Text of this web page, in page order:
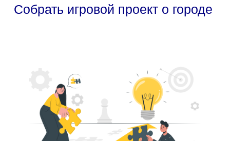
Собрать игровой проект о городе